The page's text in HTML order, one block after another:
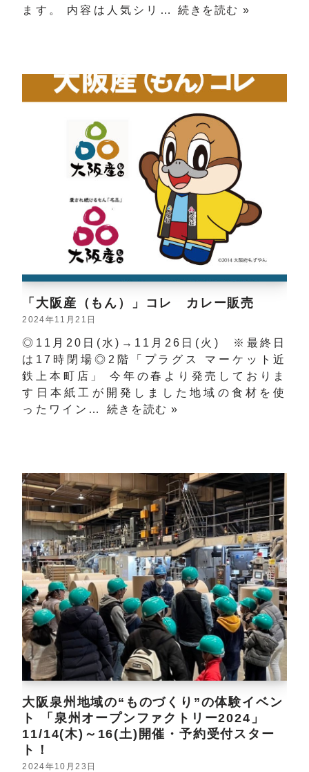
ます。 内容は人気シリ… 続きを読む »
「大阪産（もん）」コレ カレー販売
2024年11月21日
◎11月20日(水)→11月26日(火) ※最終日
は17時閉場◎2階「プラグス マーケット近
鉄上本町店」 今年の春より発売しておりま
す日本紙工が開発しました地域の食材を使
ったワイン… 続きを読む »
大阪泉州地域の“ものづくり”の体験イベン
ト 「泉州オープンファクトリー2024」
11/14(木)～16(土)開催・予約受付スター
ト！
2024年10月23日